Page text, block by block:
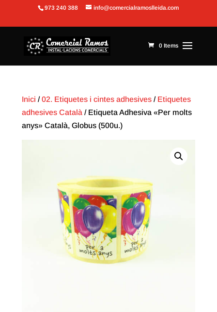
Obre la barra d'eines
973 240 388 info@comercialramoslleida.com
0 Items
Inici /02. Etiquetes i cintes adhesives/ Etiquetes
adhesives Català / Etiqueta Adhesiva «Per molts
anys» Català, Globus (500u.)